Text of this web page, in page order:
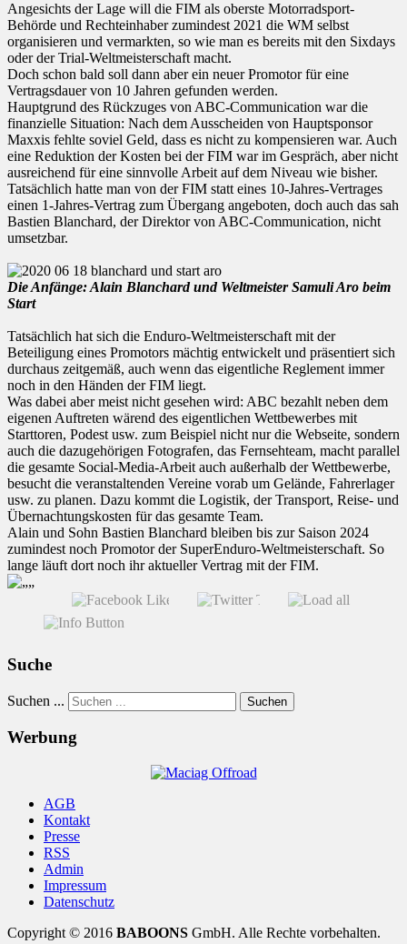
Angesichts der Lage will die FIM als oberste Motorradsport-
Behörde und Rechteinhaber zumindest 2021 die WM selbst
organisieren und vermarkten, so wie man es bereits mit den Sixdays
oder der Trial-Weltmeisterschaft macht.
Doch schon bald soll dann aber ein neuer Promotor für eine
Vertragsdauer von 10 Jahren gefunden werden.
Hauptgrund des Rückzuges von ABC-Communication war die
finanzielle Situation: Nach dem Ausscheiden von Hauptsponsor
Maxxis fehlte soviel Geld, dass es nicht zu kompensieren war. Auch
eine Reduktion der Kosten bei der FIM war im Gespräch, aber nicht
ausreichend für eine sinnvolle Arbeit auf dem Niveau wie bisher.
Tatsächlich hatte man von der FIM statt eines 10-Jahres-Vertrages
einen 1-Jahres-Vertrag zum Übergang angeboten, doch auch das sah
Bastien Blanchard, der Direktor von ABC-Communication, nicht
umsetzbar.
Die Anfänge: Alain Blanchard und Weltmeister Samuli Aro beim
Start
Tatsächlich hat sich die Enduro-Weltmeisterschaft mit der
Beteiligung eines Promotors mächtig entwickelt und präsentiert sich
durchaus zeitgemäß, auch wenn das eigentliche Reglement immer
noch in den Händen der FIM liegt.
Was dabei aber meist nicht gesehen wird: ABC bezahlt neben dem
eigenen Auftreten wärend des eigentlichen Wettbewerbes mit
Starttoren, Podest usw. zum Beispiel nicht nur die Webseite, sondern
auch die dazugehörigen Fotografen, das Fernsehteam, macht parallel
die gesamte Social-Media-Arbeit auch außerhalb der Wettbewerbe,
besucht die veranstaltenden Vereine vorab um Gelände, Fahrerlager
usw. zu planen. Dazu kommt die Logistik, der Transport, Reise- und
Übernachtungskosten für das gesamte Team.
Alain und Sohn Bastien Blanchard bleiben bis zur Saison 2024
zumindest noch Promotor der SuperEnduro-Weltmeisterschaft. So
lange läuft dort noch ihr aktueller Vertrag mit der FIM.
Suche
Suchen ... Suchen
Werbung
AGB
Kontakt
Presse
RSS
Admin
Impressum
Datenschutz
Copyright © 2016 BABOONS GmbH. Alle Rechte vorbehalten.